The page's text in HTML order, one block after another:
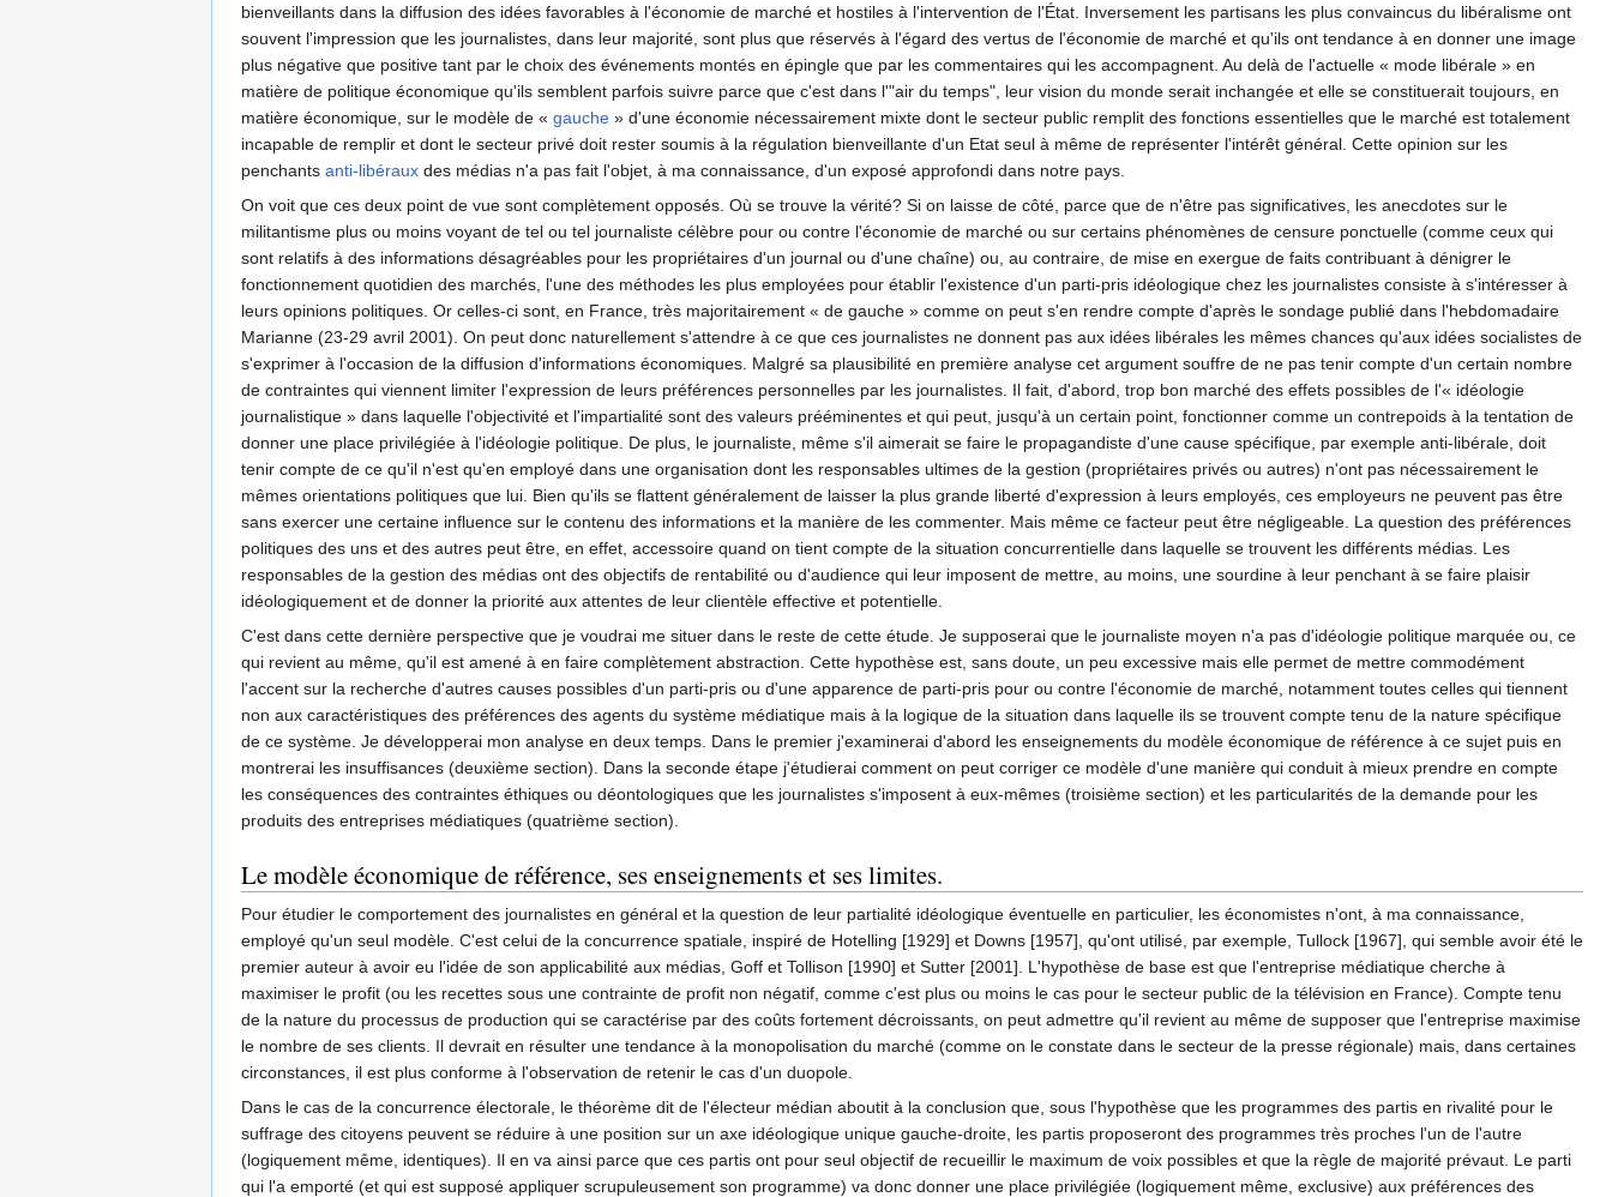
bienveillants dans la diffusion des idées favorables à l'économie de marché et hostiles à l'intervention de l'État. Inversement les partisans les plus convaincus du libéralisme ont
souvent l'impression que les journalistes, dans leur majorité, sont plus que réservés à l'égard des vertus de l'économie de marché et qu'ils ont tendance à en donner une image
plus négative que positive tant par le choix des événements montés en épingle que par les commentaires qui les accompagnent. Au delà de l'actuelle « mode libérale » en
matière de politique économique qu'ils semblent parfois suivre parce que c'est dans l'"air du temps", leur vision du monde serait inchangée et elle se constituerait toujours, en
matière économique, sur le modèle de « gauche » d'une économie nécessairement mixte dont le secteur public remplit des fonctions essentielles que le marché est totalement
incapable de remplir et dont le secteur privé doit rester soumis à la régulation bienveillante d'un Etat seul à même de représenter l'intérêt général. Cette opinion sur les
penchants anti-libéraux des médias n'a pas fait l'objet, à ma connaissance, d'un exposé approfondi dans notre pays.
On voit que ces deux point de vue sont complètement opposés. Où se trouve la vérité? Si on laisse de côté, parce que de n'être pas significatives, les anecdotes sur le
militantisme plus ou moins voyant de tel ou tel journaliste célèbre pour ou contre l'économie de marché ou sur certains phénomènes de censure ponctuelle (comme ceux qui
sont relatifs à des informations désagréables pour les propriétaires d'un journal ou d'une chaîne) ou, au contraire, de mise en exergue de faits contribuant à dénigrer le
fonctionnement quotidien des marchés, l'une des méthodes les plus employées pour établir l'existence d'un parti-pris idéologique chez les journalistes consiste à s'intéresser à
leurs opinions politiques. Or celles-ci sont, en France, très majoritairement « de gauche » comme on peut s'en rendre compte d'après le sondage publié dans l'hebdomadaire
Marianne (23-29 avril 2001). On peut donc naturellement s'attendre à ce que ces journalistes ne donnent pas aux idées libérales les mêmes chances qu'aux idées socialistes de
s'exprimer à l'occasion de la diffusion d'informations économiques. Malgré sa plausibilité en première analyse cet argument souffre de ne pas tenir compte d'un certain nombre
de contraintes qui viennent limiter l'expression de leurs préférences personnelles par les journalistes. Il fait, d'abord, trop bon marché des effets possibles de l'« idéologie
journalistique » dans laquelle l'objectivité et l'impartialité sont des valeurs prééminentes et qui peut, jusqu'à un certain point, fonctionner comme un contrepoids à la tentation de
donner une place privilégiée à l'idéologie politique. De plus, le journaliste, même s'il aimerait se faire le propagandiste d'une cause spécifique, par exemple anti-libérale, doit
tenir compte de ce qu'il n'est qu'en employé dans une organisation dont les responsables ultimes de la gestion (propriétaires privés ou autres) n'ont pas nécessairement le
mêmes orientations politiques que lui. Bien qu'ils se flattent généralement de laisser la plus grande liberté d'expression à leurs employés, ces employeurs ne peuvent pas être
sans exercer une certaine influence sur le contenu des informations et la manière de les commenter. Mais même ce facteur peut être négligeable. La question des préférences
politiques des uns et des autres peut être, en effet, accessoire quand on tient compte de la situation concurrentielle dans laquelle se trouvent les différents médias. Les
responsables de la gestion des médias ont des objectifs de rentabilité ou d'audience qui leur imposent de mettre, au moins, une sourdine à leur penchant à se faire plaisir
idéologiquement et de donner la priorité aux attentes de leur clientèle effective et potentielle.
C'est dans cette dernière perspective que je voudrai me situer dans le reste de cette étude. Je supposerai que le journaliste moyen n'a pas d'idéologie politique marquée ou, ce
qui revient au même, qu'il est amené à en faire complètement abstraction. Cette hypothèse est, sans doute, un peu excessive mais elle permet de mettre commodément
l'accent sur la recherche d'autres causes possibles d'un parti-pris ou d'une apparence de parti-pris pour ou contre l'économie de marché, notamment toutes celles qui tiennent
non aux caractéristiques des préférences des agents du système médiatique mais à la logique de la situation dans laquelle ils se trouvent compte tenu de la nature spécifique
de ce système. Je développerai mon analyse en deux temps. Dans le premier j'examinerai d'abord les enseignements du modèle économique de référence à ce sujet puis en
montrerai les insuffisances (deuxième section). Dans la seconde étape j'étudierai comment on peut corriger ce modèle d'une manière qui conduit à mieux prendre en compte
les conséquences des contraintes éthiques ou déontologiques que les journalistes s'imposent à eux-mêmes (troisième section) et les particularités de la demande pour les
produits des entreprises médiatiques (quatrième section).
Le modèle économique de référence, ses enseignements et ses limites.
Pour étudier le comportement des journalistes en général et la question de leur partialité idéologique éventuelle en particulier, les économistes n'ont, à ma connaissance,
employé qu'un seul modèle. C'est celui de la concurrence spatiale, inspiré de Hotelling [1929] et Downs [1957], qu'ont utilisé, par exemple, Tullock [1967], qui semble avoir été le
premier auteur à avoir eu l'idée de son applicabilité aux médias, Goff et Tollison [1990] et Sutter [2001]. L'hypothèse de base est que l'entreprise médiatique cherche à
maximiser le profit (ou les recettes sous une contrainte de profit non négatif, comme c'est plus ou moins le cas pour le secteur public de la télévision en France). Compte tenu
de la nature du processus de production qui se caractérise par des coûts fortement décroissants, on peut admettre qu'il revient au même de supposer que l'entreprise maximise
le nombre de ses clients. Il devrait en résulter une tendance à la monopolisation du marché (comme on le constate dans le secteur de la presse régionale) mais, dans certaines
circonstances, il est plus conforme à l'observation de retenir le cas d'un duopole.
Dans le cas de la concurrence électorale, le théorème dit de l'électeur médian aboutit à la conclusion que, sous l'hypothèse que les programmes des partis en rivalité pour le
suffrage des citoyens peuvent se réduire à une position sur un axe idéologique unique gauche-droite, les partis proposeront des programmes très proches l'un de l'autre
(logiquement même, identiques). Il en va ainsi parce que ces partis ont pour seul objectif de recueillir le maximum de voix possibles et que la règle de majorité prévaut. Le parti
qui l'a emporté (et qui est supposé appliquer scrupuleusement son programme) va donc donner une place privilégiée (logiquement même, exclusive) aux préférences des